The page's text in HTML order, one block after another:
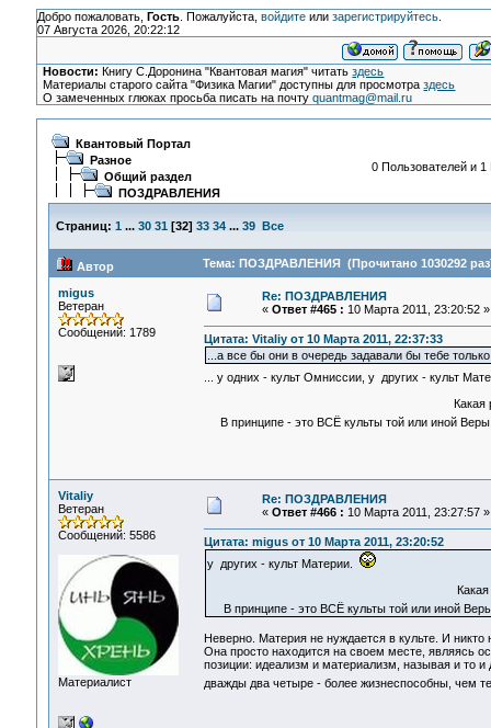
Добро пожаловать, Гость. Пожалуйста, войдитеили зарегистрируйтесь.
07 Августа 2026, 20:22:12
Новости: Книгу С.Доронина "Квантовая магия" читатьздесь
Материалы старого сайта "Физика Магии" доступны для просмотраздесь
О замеченных глюках просьба писать на почтуquantmag@mail.ru
Квантовый Портал
Разное
Общий раздел
ПОЗДРАВЛЕНИЯ
0 Пользователей и 1
Страниц: 1 ... 30 31 [32] 33 34 ... 39 Все
Автор Тема: ПОЗДРАВЛЕНИЯ (Прочитано 1030292
migus
Ветеран
Сообщений: 1789
Re: ПОЗДРАВЛЕНИЯ
« Ответ #465 : 10 Марта 2011, 23:20:52 »
Цитата: Vitaliy от 10 Марта 2011, 22:37:33
...а все бы они в очередь задавали бы тебе
... у одних - культ Омниссии, у других - культ
Какая
В принципе - это ВСЁ культы той или иной
Vitaliy
Ветеран
Сообщений: 5586
Материалист
Re: ПОЗДРАВЛЕНИЯ
« Ответ #466 : 10 Марта 2011, 23:27:57 »
Цитата: migus от 10 Марта 2011, 23:20:52
у других - культ Материи.
Какая
В принципе - это ВСЁ культы той или иной
Неверно. Материя не нуждается в культе. И
Она просто находится на своем месте, являясь
позиции: идеализм и материализм, называя и то и
дважды два четыре - более жизнеспособны, чем